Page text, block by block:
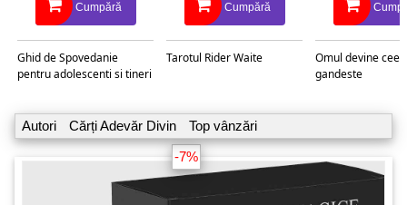
Cumpără
Ghid de Spovedanie
pentru adolescenti si tineri
Cumpără
Tarotul Rider Waite
Omul devine
gandeste
Autori Cărți Adevăr Divin
Top vânzări
-7%